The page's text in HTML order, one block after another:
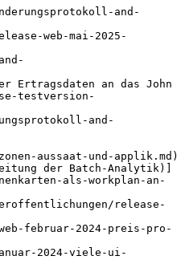
and-
web-mai-2025-
Ertragsdaten an das John
testversion-
and-
aussaat-und-applik.md)
der Batch-Analytik)]
als-workplan-an-
release-
februar-2024-preis-pro-
2024-viele-ui-